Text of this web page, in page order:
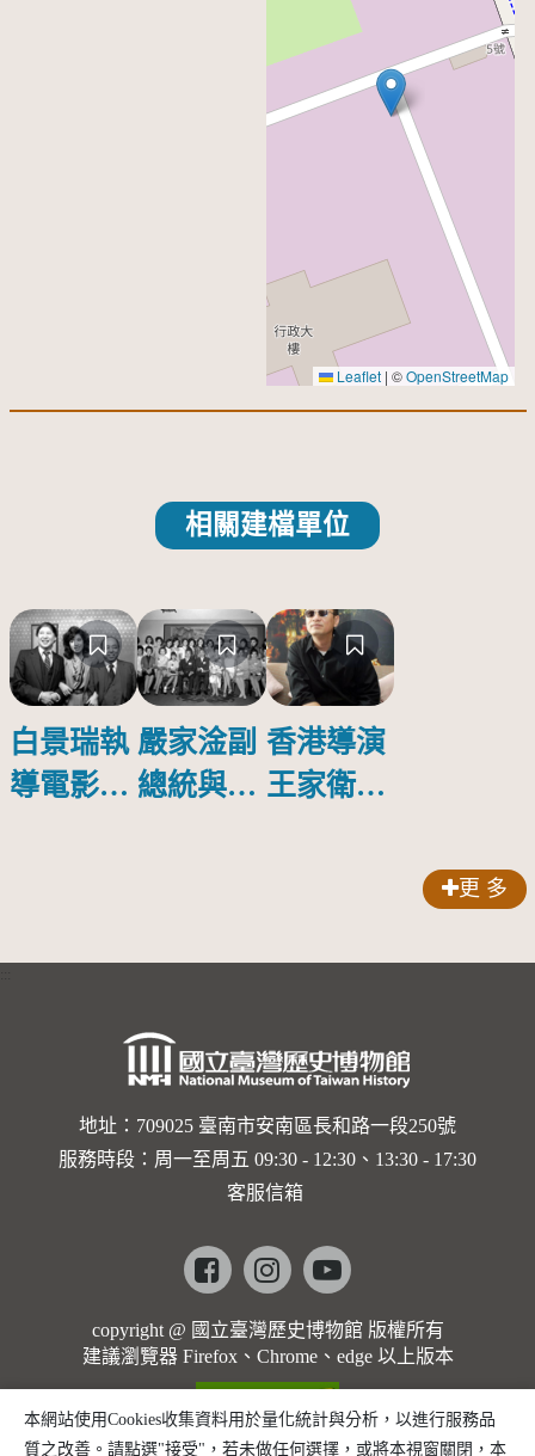
Leaflet | ©OpenStreetMap
相關建檔單位
白景瑞執
導電影
嚴家淦副
總統與第
香港導演
王家衛暢
更 多
地址：709025 臺南市安南區長和路一段250號
服務時段：周一至周五 09:30 - 12:30、13:30 - 17:30
客服信箱
Facebookinstagramyoutube
copyright @ 國立臺灣歷史博物館 版權所有
建議瀏覽器 Firefox、Chrome、edge 以上版本
本網站使用Cookies收集資料用於量化統計與分析，以進行服務品
質之改善。請點選"接受"，若未做任何選擇，或將本視窗關閉，本